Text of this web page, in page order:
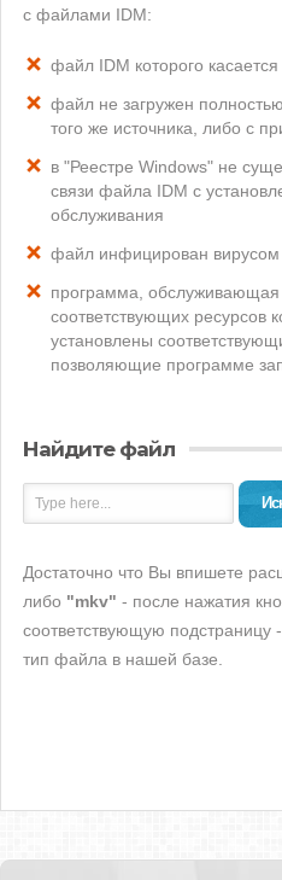
с файлами IDM:
файл IDM которого
файл не загружен
того же источника, либо с
в "Реестре Windows" не
связи файла IDM с
обслуживания
файл инфицирован вирусом
программа,
соответствующих ресурсов
установлены
позволяющие программе
Найдите файл
Достаточно что Вы впишете
либо "mkv" - после нажатия
соответствующую подстраницу
тип файла в нашей базе.